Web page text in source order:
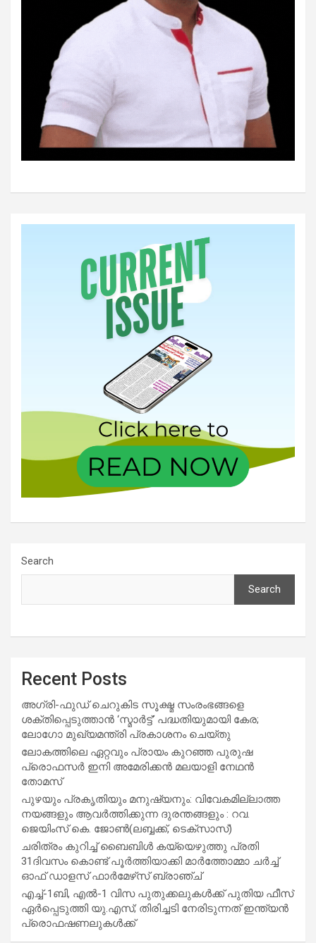
Search
Search
Recent Posts
അഗ്രി-ഫുഡ് ചെറുകിട സൂക്ഷ്മ സംരംഭങ്ങളെ
ശക്തിപ്പെടുത്താന്‍ ‘സ്മാര്‍ട്ട്’ പദ്ധതിയുമായി കേര;
ലോഗോ മുഖ്യമന്ത്രി പ്രകാശനം ചെയ്തു
ലോകത്തിലെ ഏറ്റവും പ്രായം കുറഞ്ഞ പുരുഷ
പ്രൊഫസർ ഇനി അമേരിക്കൻ മലയാളി നേഥൻ
തോമസ്
പുഴയും പ്രകൃതിയും മനുഷ്യനും: വിവേകമില്ലാത്ത
നയങ്ങളും ആവർത്തിക്കുന്ന ദുരന്തങ്ങളും : റവ.
ജെയിംസ് കെ. ജോൺ(ലബ്ബക്ക്, ടെക്സാസ്)
ചരിത്രം കുറിച്ച് ബൈബിൾ കയ്യെഴുത്തു പ്രതി
31ദിവസം കൊണ്ട് പൂർത്തിയാക്കി മാർത്തോമ്മാ ചർച്ച്
ഓഫ് ഡാളസ് ഫാർമേഴ്‌സ് ബ്രാഞ്ച്
എച്ച്-1ബി, എൽ-1 വിസ പുതുക്കലുകൾക്ക് പുതിയ ഫീസ്
ഏർപ്പെടുത്തി യു.എസ്; തിരിച്ചടി നേരിടുന്നത് ഇന്ത്യൻ
പ്രൊഫഷണലുകൾക്ക്